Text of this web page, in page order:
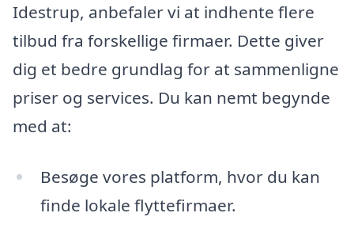
Idestrup, anbefaler vi at indhente flere
tilbud fra forskellige firmaer. Dette giver
dig et bedre grundlag for at sammenligne
priser og services. Du kan nemt begynde
med at:
Besøge vores platform, hvor du kan
finde lokale flyttefirmaer.